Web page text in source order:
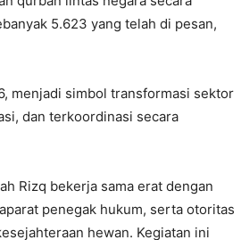
5.623 yang telah di pesan,
menjadi simbol transformasi sektor
dan terkoordinasi secara
Rizq bekerja sama erat dengan
penegak hukum, serta otoritas
hewan. Kegiatan ini